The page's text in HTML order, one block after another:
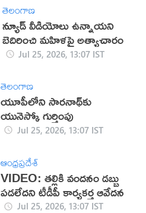
తెలంగాణ
న్యూడ్ వీడియోలు ఉన్నాయ‌ని
బెదిరించి మ‌హిళ‌పై అత్యాచారం
Jul 25, 2026, 13:07 IST
తెలంగాణ
యూపీలోని సారనాథ్‌‌కు
యునెస్కో గుర్తింపు
Jul 25, 2026, 13:07 IST
ఆంధ్రప్రదేశ్
VIDEO: తల్లికి వందనం డ‌బ్బు
ప‌డ‌లేద‌ని టీడీపీ కార్యకర్త ఆవేదన
Jul 25, 2026, 13:07 IST